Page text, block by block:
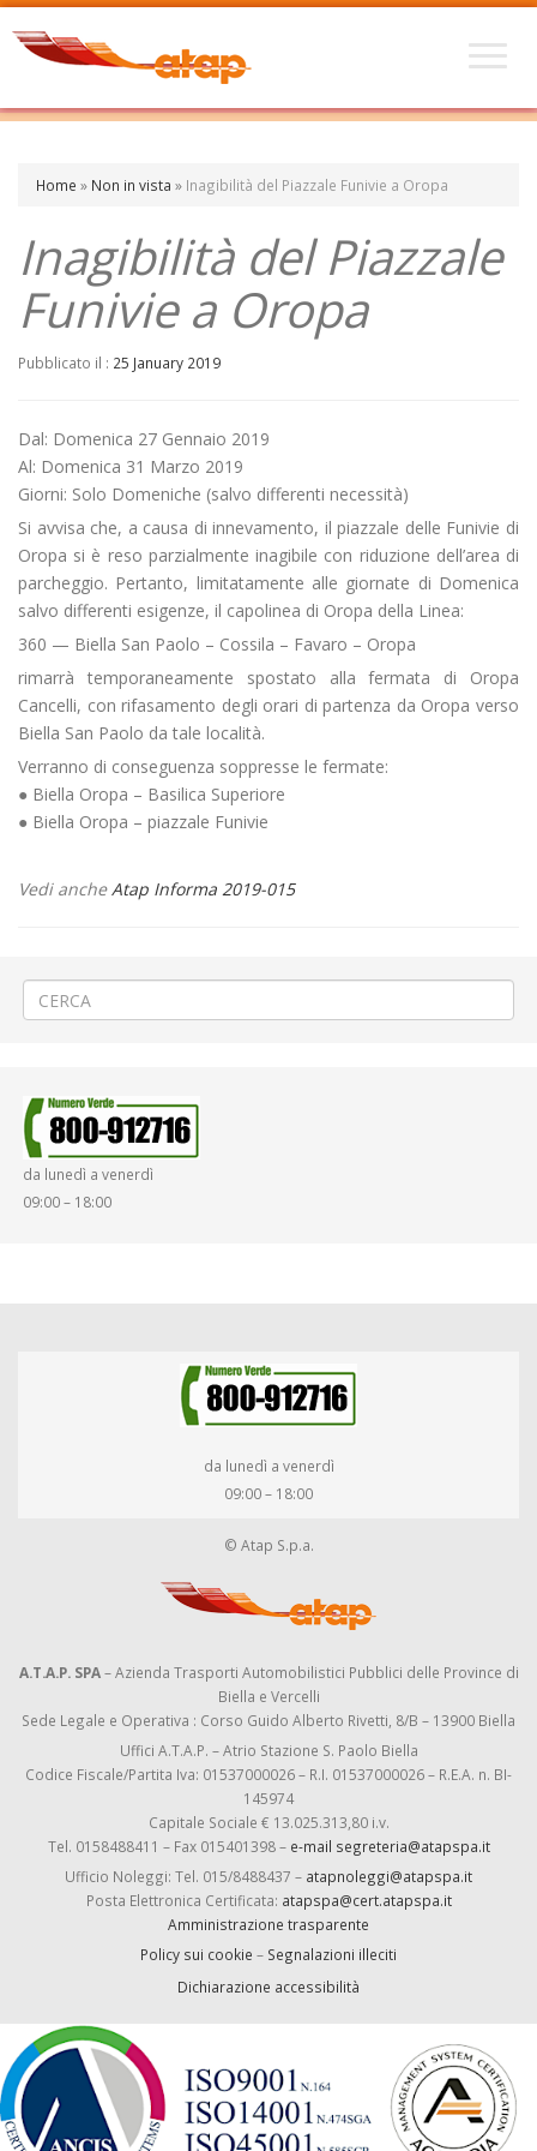
Home » Non in vista » Inagibilità del Piazzale Funivie a Oropa
Inagibilità del Piazzale
Funivie a Oropa
Pubblicato il : 25 January 2019
Dal: Domenica 27 Gennaio 2019
Al: Domenica 31 Marzo 2019
Giorni: Solo Domeniche (salvo differenti necessità)
Si avvisa che, a causa di innevamento, il piazzale delle Funivie di
Oropa si è reso parzialmente inagibile con riduzione dell’area di
parcheggio. Pertanto, limitatamente alle giornate di Domenica
salvo differenti esigenze, il capolinea di Oropa della Linea:
360 — Biella San Paolo – Cossila – Favaro – Oropa
rimarrà temporaneamente spostato alla fermata di Oropa
Cancelli, con rifasamento degli orari di partenza da Oropa verso
Biella San Paolo da tale località.
Verranno di conseguenza soppresse le fermate:
● Biella Oropa – Basilica Superiore
● Biella Oropa – piazzale Funivie
Vedi ancheAtap Informa 2019-015
da lunedì a venerdì
09:00 – 18:00
da lunedì a venerdì
09:00 – 18:00
© Atap S.p.a.
A.T.A.P. SPA– Azienda Trasporti Automobilistici Pubblici delle Province di
Biella e Vercelli
Sede Legale e Operativa : Corso Guido Alberto Rivetti, 8/B – 13900 Biella
Uffici A.T.A.P. – Atrio Stazione S. Paolo Biella
Codice Fiscale/Partita Iva: 01537000026 – R.I. 01537000026 – R.E.A. n. BI-
145974
Capitale Sociale € 13.025.313,80 i.v.
Tel. 0158488411 – Fax 015401398 – e-mail segreteria@atapspa.it
Ufficio Noleggi: Tel. 015/8488437 – atapnoleggi@atapspa.it
Posta Elettronica Certificata: atapspa@cert.atapspa.it
Amministrazione trasparente
Policy sui cookie – Segnalazioni illeciti
Dichiarazione accessibilità